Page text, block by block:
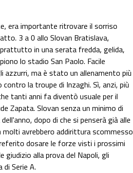
era importante ritrovare il sorriso
3 a 0 allo Slovan Bratislava,
in una serata fredda, gelida,
lo stadio San Paolo. Facile
azzurri, ma è stato un allenamento più
la troupe di Inzaghi. Sì, anzi, più
tanti anni fa diventò usuale per il
Zapata. Slovan senza un minimo di
dopo di che si penserà già alle
molti avrebbero addirittura scommesso
dosare le forze visti i prossimi
giudizio alla prova del Napoli, gli
Serie A.